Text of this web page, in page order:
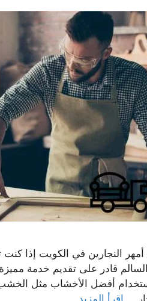
أمهر النجارين في الكويت إذا
السالم قادر على تقديم خدمة
أفضل الأخشاب مثل